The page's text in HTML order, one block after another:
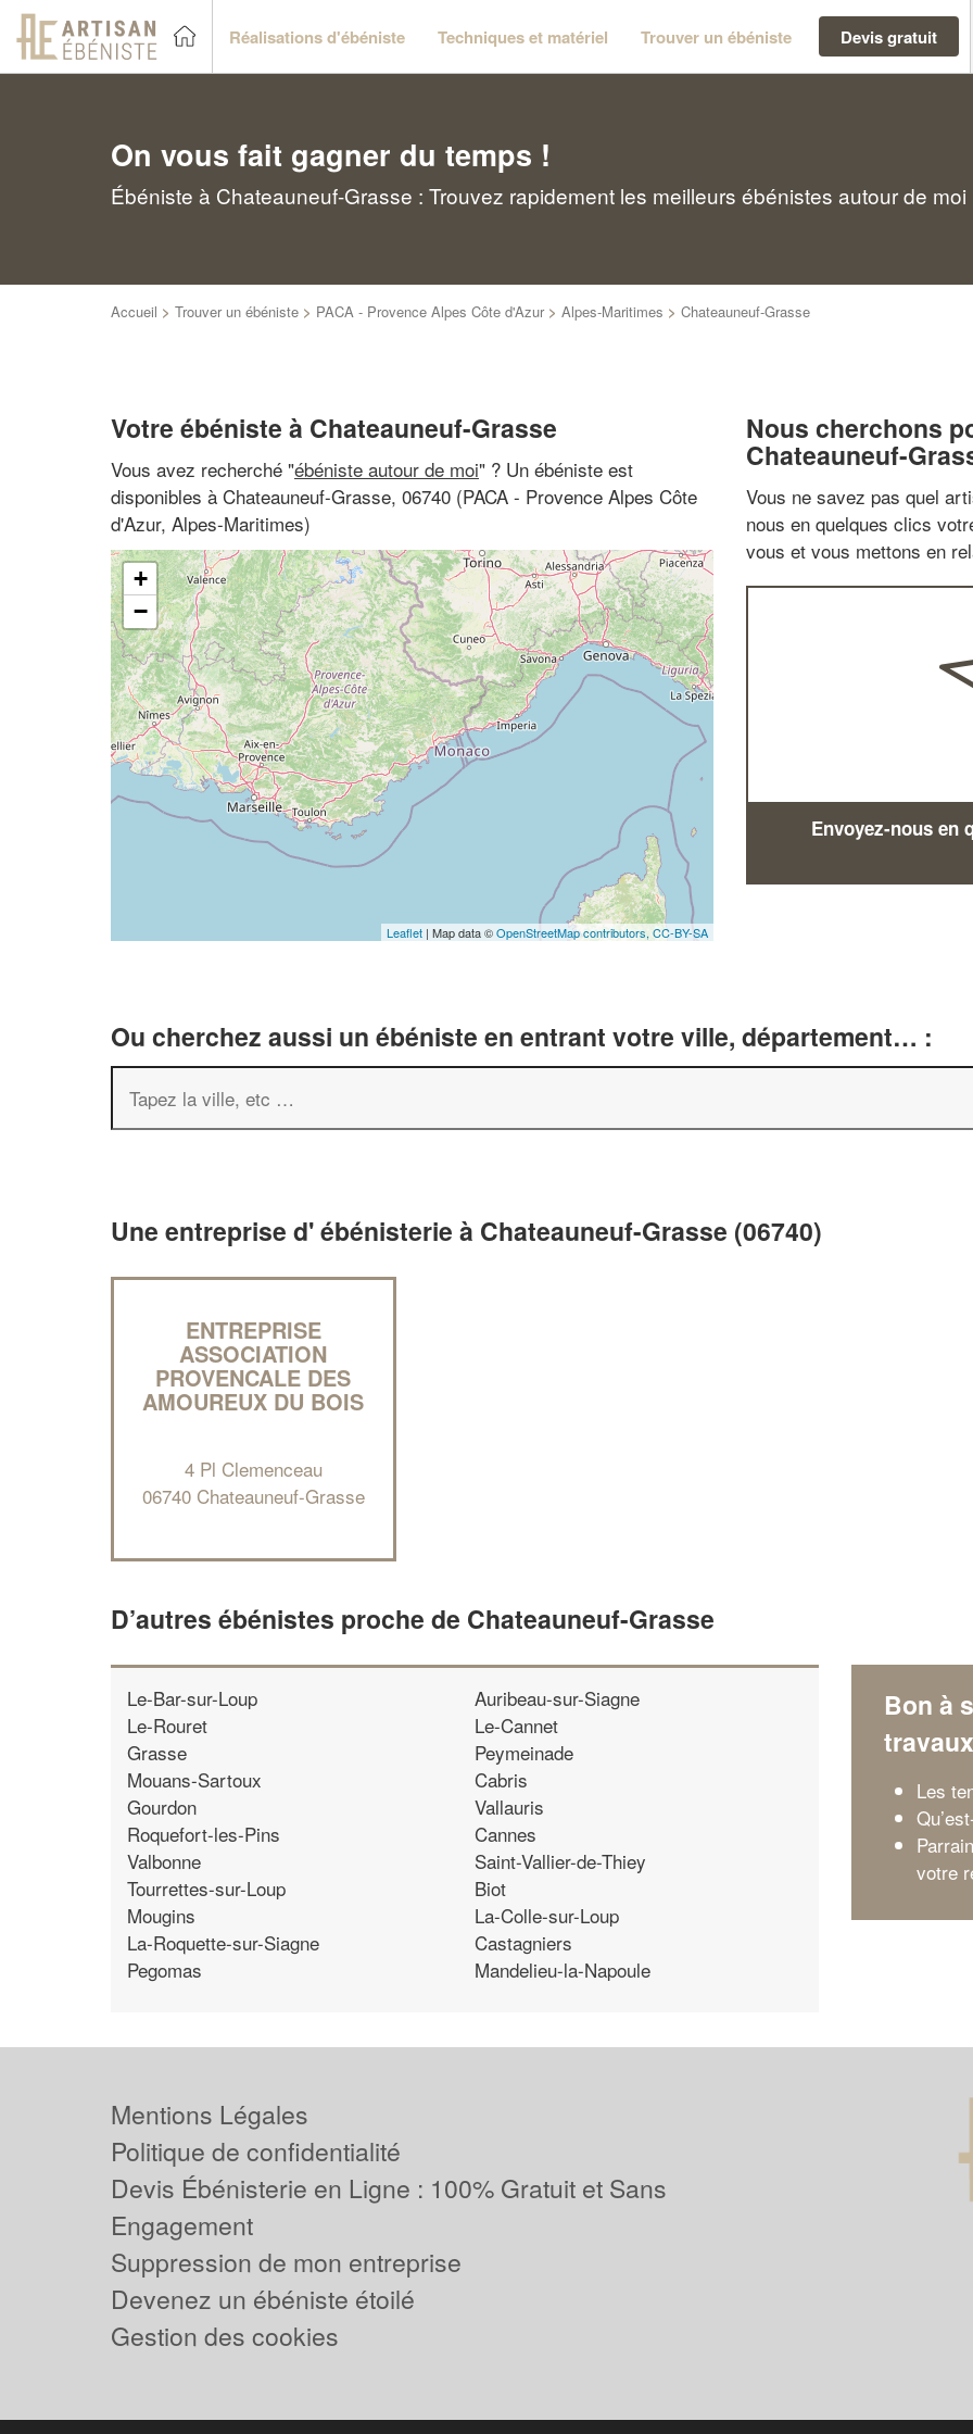
Réalisations d'ébéniste Techniques et matériel Trouver un ébéniste Devis gratuit
On vous fait gagner du temps !
Ébéniste à Chateauneuf-Grasse : Trouvez rapidement les meilleurs ébénistes autour de moi
Accueil > Trouver un ébéniste > PACA - Provence Alpes Côte d'Azur > Alpes-Maritimes > Chateauneuf-Grasse
Votre ébéniste à Chateauneuf-Grasse
Vous avez recherché "ébéniste autour de moi" ? Un ébéniste est
disponibles à Chateauneuf-Grasse, 06740 (PACA - Provence Alpes Côte
d'Azur, Alpes-Maritimes)
+
−
Leaflet | Map data ©OpenStreetMap contributors, CC-BY-SA
Nous cherchons
Chateauneuf-
Vous ne savez pas quel
nous en quelques clics
vous et vous mettons en
Envoyez-nous en
Ou cherchez aussi un ébéniste en entrant votre ville, département… :
Une entreprise d' ébénisterie à Chateauneuf-Grasse (06740)
ENTREPRISE
ASSOCIATION
PROVENCALE DES
AMOUREUX DU BOIS
4 Pl Clemenceau
06740 Chateauneuf-Grasse
D’autres ébénistes proche de Chateauneuf-Grasse
Le-Bar-sur-Loup
Le-Rouret
Grasse
Mouans-Sartoux
Gourdon
Roquefort-les-Pins
Valbonne
Tourrettes-sur-Loup
Mougins
La-Roquette-sur-Siagne
Pegomas
Auribeau-sur-Siagne
Le-Cannet
Peymeinade
Cabris
Vallauris
Cannes
Saint-Vallier-de-Thiey
Biot
La-Colle-sur-Loup
Castagniers
Mandelieu-la-Napoule
Bon à
travaux
Les
votre
Mentions Légales
Politique de confidentialité
Devis Ébénisterie en Ligne : 100% Gratuit et Sans
Engagement
Suppression de mon entreprise
Devenez un ébéniste étoilé
Gestion des cookies